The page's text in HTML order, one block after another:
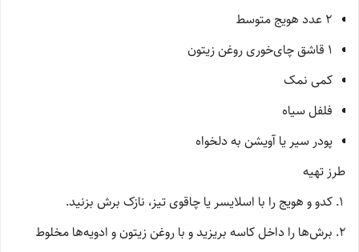
۲ عدد هویج متوسط
۱ قاشق چای‌خوری روغن زیتون
کمی نمک
فلفل سیاه
پودر سیر یا آویشن به دلخواه
طرز تهیه
کدو و هویج را با اسلایسر یا چاقوی تیز، نازک برش بزنید.
برش‌ها را داخل کاسه بریزید و با روغن زیتون و ادویه‌ها مخلوط